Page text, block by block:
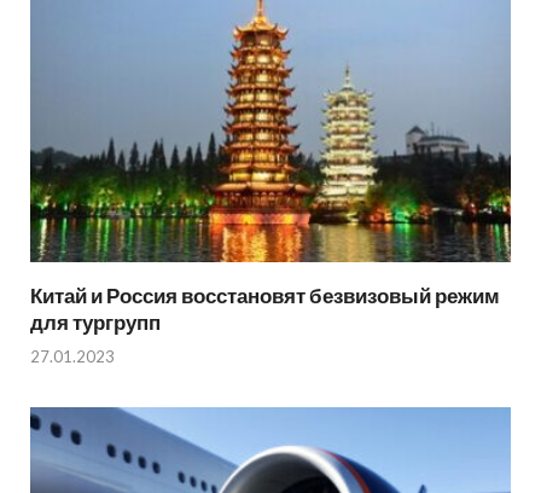
Китай и Россия восстановят безвизовый режим
для тургрупп
27.01.2023